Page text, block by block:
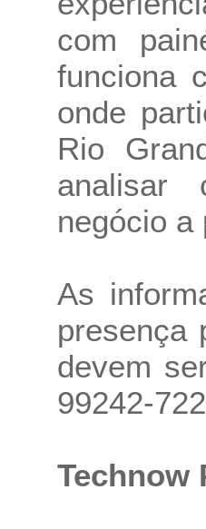
com
funciona
onde
Rio
analisar
negócio a
As
presença
devem
99242-
Technow